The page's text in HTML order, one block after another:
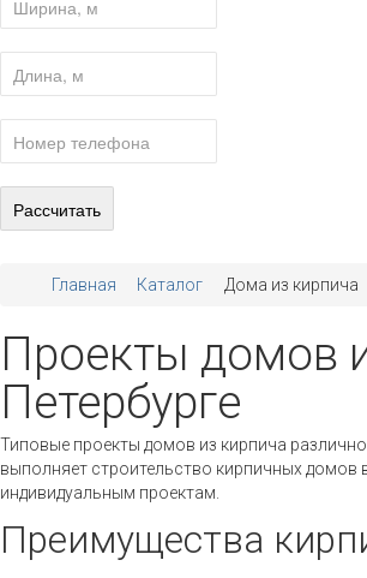
Главная Каталог Дома из кирпича
Проекты домов
Петербурге
Типовые проекты домов из кирпича
выполняет строительство кирпичных домов
индивидуальным проектам.
Преимущества